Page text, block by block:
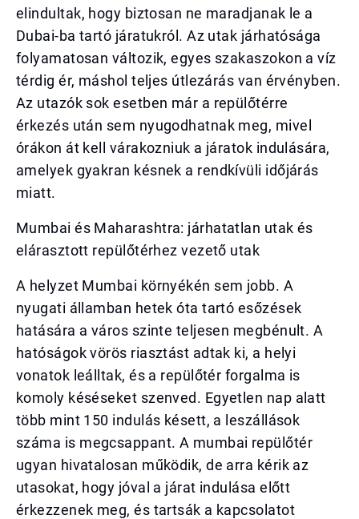
elindultak, hogy biztosan ne maradjanak le a
Dubai-ba tartó járatukról. Az utak járhatósága
folyamatosan változik, egyes szakaszokon a víz
térdig ér, máshol teljes útlezárás van érvényben.
Az utazók sok esetben már a repülőtérre
érkezés után sem nyugodhatnak meg, mivel
órákon át kell várakozniuk a járatok indulására,
amelyek gyakran késnek a rendkívüli időjárás
miatt.
Mumbai és Maharashtra: járhatatlan utak és
elárasztott repülőtérhez vezető utak
A helyzet Mumbai környékén sem jobb. A
nyugati államban hetek óta tartó esőzések
hatására a város szinte teljesen megbénult. A
hatóságok vörös riasztást adtak ki, a helyi
vonatok leálltak, és a repülőtér forgalma is
komoly késéseket szenved. Egyetlen nap alatt
több mint 150 indulás késett, a leszállások
száma is megcsappant. A mumbai repülőtér
ugyan hivatalosan működik, de arra kérik az
utasokat, hogy jóval a járat indulása előtt
érkezzenek meg, és tartsák a kapcsolatot